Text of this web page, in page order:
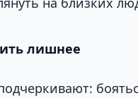
лишнее